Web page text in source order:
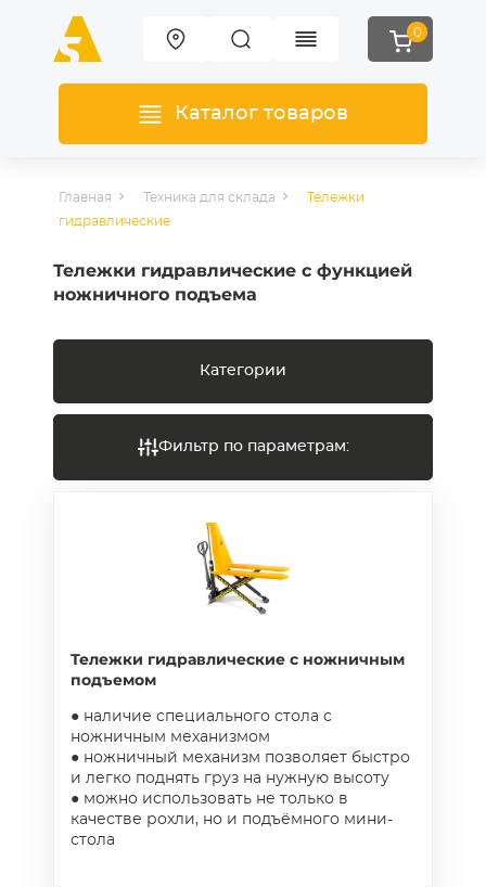
0
Каталог товаров
Главная Техника для склада
Тележки
гидравлические
Тележки гидравлические с функцией
ножничного подъема
Категории
Фильтр по параметрам:
Тележки гидравлические с ножничным
подъемом
● наличие специального стола с
ножничным механизмом
● ножничный механизм позволяет быстро
и легко поднять груз на нужную высоту
● можно использовать не только в
качестве рохли, но и подъёмного мини-
стола